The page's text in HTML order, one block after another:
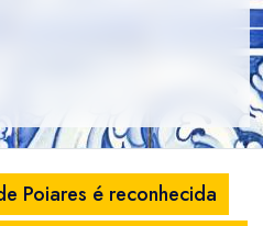
Poiares é reconhecida